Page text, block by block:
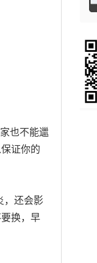
也不能邋
证你的
，还会影
换，早